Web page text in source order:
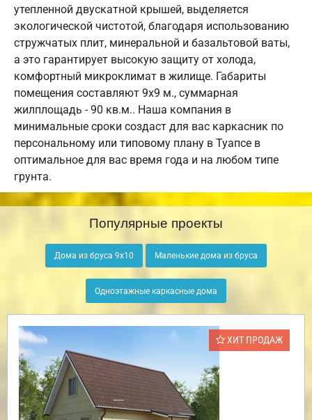
утепленной двускатной крышей, выделяется
экологической чистотой, благодаря использованию
стружчатых плит, минеральной и базальтовой ваты,
а это гарантирует высокую защиту от холода,
комфортный микроклимат в жилище. Габариты
помещения составляют 9х9 м., суммарная
жилплощадь - 90 кв.м.. Наша компания в
минимальные сроки создаст для вас каркасник по
персональному или типовому плану в Туапсе в
оптимальное для вас время года и на любом типе
грунта.
Популярные проекты
Дома из бруса 9х10 Маленькие дома из бруса
Одноэтажные каркасные дома
ХИТ ПРОДАЖ